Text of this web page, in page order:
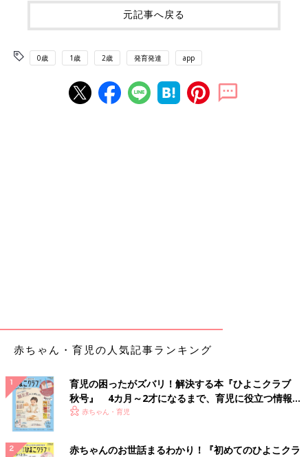
元記事へ戻る
0歳 1歳 2歳 発育発達 app
赤ちゃん・育児の人気記事ランキング
育児の困ったがズバリ！解決する本『ひよこクラブ
秋号』 4カ月～2才になるまで、育児に役立つ情報が
いっぱい！
赤ちゃん・育児
赤ちゃんのお世話まるわかり！『初めてのひよこクラ